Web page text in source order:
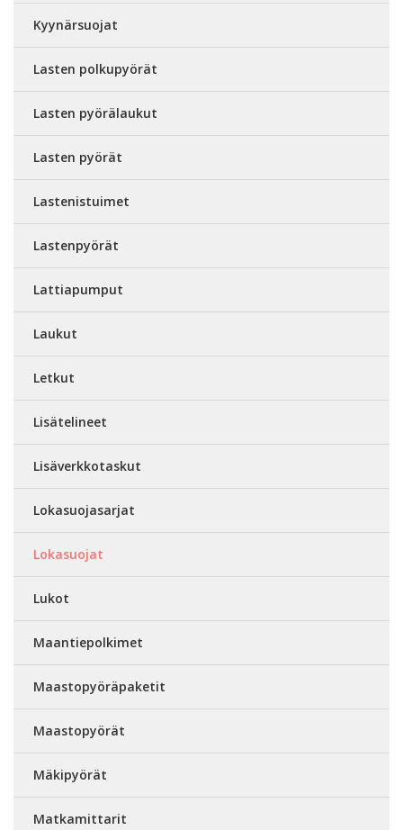
Kyynärsuojat
Lasten polkupyörät
Lasten pyörälaukut
Lasten pyörät
Lastenistuimet
Lastenpyörät
Lattiapumput
Laukut
Letkut
Lisätelineet
Lisäverkkotaskut
Lokasuojasarjat
Lokasuojat
Lukot
Maantiepolkimet
Maastopyöräpaketit
Maastopyörät
Mäkipyörät
Matkamittarit